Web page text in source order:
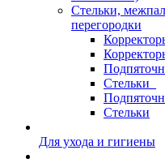
Стельки,
перегородки
Стельки_
Стельки
Для ухода и гигиены